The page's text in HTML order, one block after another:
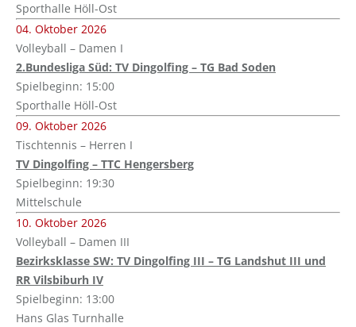
Sporthalle Höll-Ost
04. Oktober 2026
Volleyball – Damen I
2.Bundesliga Süd: TV Dingolfing – TG Bad Soden
Spielbeginn: 15:00
Sporthalle Höll-Ost
09. Oktober 2026
Tischtennis – Herren I
TV Dingolfing – TTC Hengersberg
Spielbeginn: 19:30
Mittelschule
10. Oktober 2026
Volleyball – Damen III
Bezirksklasse SW: TV Dingolfing III – TG Landshut III und
RR Vilsbiburh IV
Spielbeginn: 13:00
Hans Glas Turnhalle